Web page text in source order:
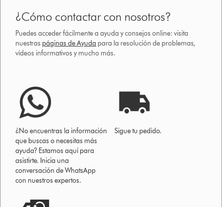
¿Cómo contactar con nosotros?
Puedes acceder fácilmente a ayuda y consejos online: visita
nuestras páginas de Ayuda para la resolución de problemas,
vídeos informativos y mucho más.
¿No encuentras la información
que buscas o necesitas más
ayuda? Estamos aquí para
asistirte. Inicia una
conversación de WhatsApp
con nuestros expertos.
Sigue tu pedido.